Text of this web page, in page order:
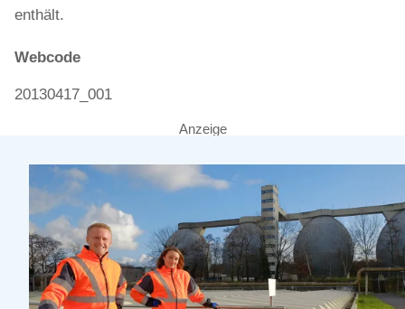
enthält.
Webcode
20130417_001
Anzeige